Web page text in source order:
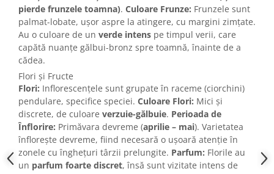
pierde frunzele toamna). Culoare Frunze: Frunzele sunt
palmat-lobate, ușor aspre la atingere, cu margini zimțate.
Au o culoare de un verde intens pe timpul verii, care
capătă nuanțe gălbui-bronz spre toamnă, înainte de a
cădea.
Flori și Fructe
Flori: Inflorescențele sunt grupate în raceme (ciorchini)
pendulare, specifice speciei. Culoare Flori: Mici și
discrete, de culoare verzuie-gălbuie. Perioada de
Înflorire: Primăvara devreme (aprilie – mai). Varietatea
înflorește devreme, fiind necesară o ușoară atenție în
zonele cu înghețuri târzii prelungite. Parfum: Florile au
un parfum foarte discret, însă sunt vizitate intens de